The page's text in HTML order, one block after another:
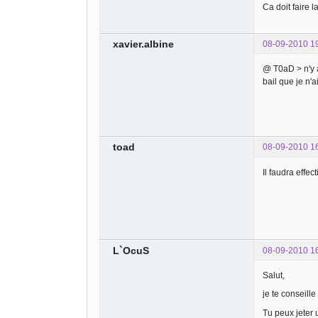
Ca doit faire
xavier.albine 08-09-2010
@ T0aD >
bail que je
toad 08-09-2010
Il faudra
L`OcuS 08-09-2010
Salut,
je te conseille
Tu peux jeter